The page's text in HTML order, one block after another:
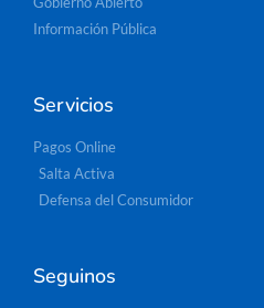
Información Pública
Servicios
Pagos Online
Salta Activa
Defensa del Consumidor
Seguinos